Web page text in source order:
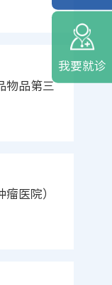
物品第三
医院）
我要就诊